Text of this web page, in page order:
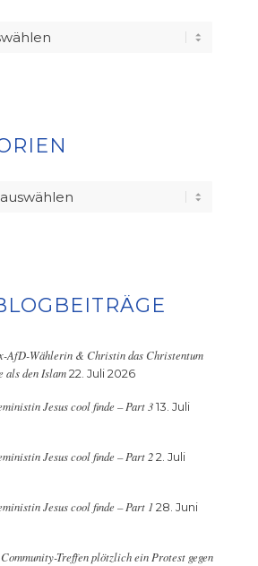
AfD-Wählerin & Christin das Christentum
als den Islam 22. Juli 2026
Jesus cool finde – Part 3 13. Juli
Jesus cool finde – Part 2 2. Juli
Jesus cool finde – Part 1 28. Juni
Treffen plötzlich ein Protest gegen